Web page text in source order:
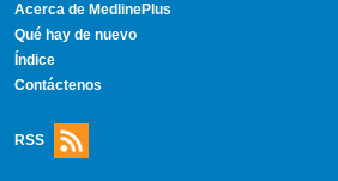
Acerca de MedlinePlus
Qué hay de nuevo
Índice
Contáctenos
RSS